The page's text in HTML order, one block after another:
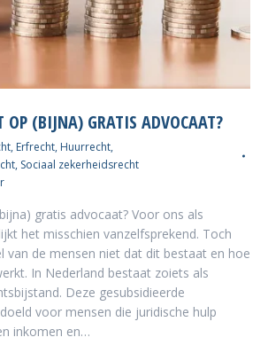
OP (BIJNA) GRATIS ADVOCAAT?
, Erfrecht, Huurrecht,
, Sociaal zekerheidsrecht
gratis advocaat? Voor ons als
het misschien vanzelfsprekend. Toch
van de mensen niet dat dit bestaat en hoe
In Nederland bestaat zoiets als
Deze gesubsidieerde
voor mensen die juridische hulp
inkomen en…